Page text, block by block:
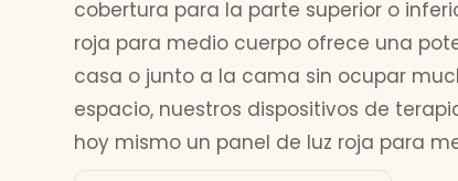
cobertura para la parte superior o
roja para medio cuerpo ofrece una
casa o junto a la cama sin ocupar
espacio, nuestros dispositivos de
hoy mismo un panel de luz roja para